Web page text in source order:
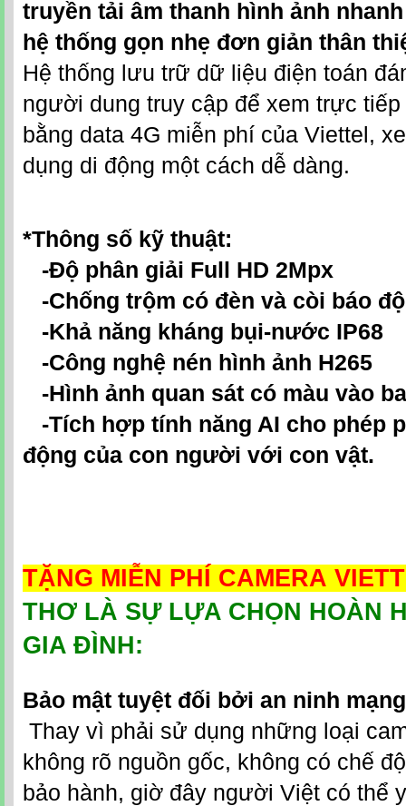
truyền tải âm thanh hình ảnh
hệ thống gọn nhẹ đơn giản thân
Hệ thống lưu trữ dữ liệu điện toán
người dung truy cập để xem trực
bằng data 4G miễn phí của Viettel,
dụng di động một cách dễ dàng.
*Thông số kỹ thuật:
-Độ phân giải Full HD 2Mpx
-Chống trộm có đèn và còi báo
-Khả năng kháng bụi-nước IP68
-Công nghệ nén hình ảnh H265
-Hình ảnh quan sát có màu vào
-Tích hợp tính năng AI cho phép
động của con người với con vật.
TẶNG MIỄN PHÍ CAMERA
THƠ LÀ SỰ LỰA CHỌN HOÀN
GIA ĐÌNH:
Bảo mật tuyệt đối bởi an ninh
Thay vì phải sử dụng những loại
không rõ nguồn gốc, không có chế
bảo hành, giờ đây người Việt có thể